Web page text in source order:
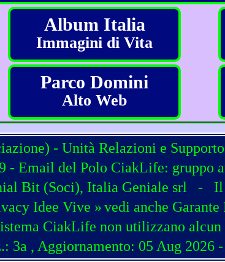
Album Italia
Immagini di Vita
Parco Domini
Alto Web
- Unità Relazioni e
- Email del Polo CiakLife: gruppo
Bit(Soci), Italia Geniale srl - Il
Idee Vive »vedi anche Garante
CiakLife non utilizzano
3a , Aggiornamento: 05 Aug 2026